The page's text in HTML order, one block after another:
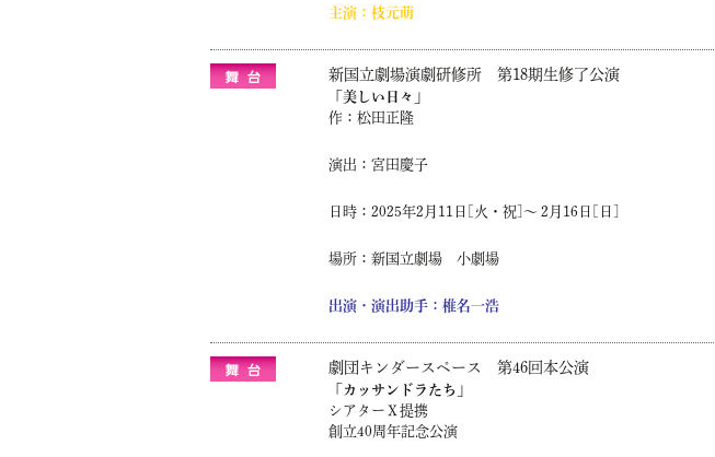
主演：枝元萌
新国立劇場演劇研修所 第18期生修了公演
「美しい日々」
作：松田正隆
演出：宮田慶子
日時：2025年2月11日[火・祝]～ 2月16日[日]
場所：新国立劇場 小劇場
出演・演出助手：椎名一浩
劇団キンダースペース 第46回本公演
「カッサンドラたち」
シアターⅩ提携
創立40周年記念公演